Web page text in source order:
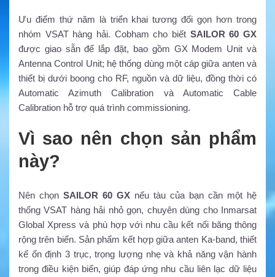
Ưu điểm thứ năm là triển khai tương đối gọn hơn trong
nhóm VSAT hàng hải. Cobham cho biết SAILOR 60 GX
được giao sẵn để lắp đặt, bao gồm GX Modem Unit và
Antenna Control Unit; hệ thống dùng một cáp giữa anten và
thiết bị dưới boong cho RF, nguồn và dữ liệu, đồng thời có
Automatic Azimuth Calibration và Automatic Cable
Calibration hỗ trợ quá trình commissioning.
Vì sao nên chọn sản phẩm
này?
Nên chọn SAILOR 60 GX nếu tàu của bạn cần một hệ
thống VSAT hàng hải nhỏ gọn, chuyên dùng cho Inmarsat
Global Xpress và phù hợp với nhu cầu kết nối băng thông
rộng trên biển. Sản phẩm kết hợp giữa anten Ka-band, thiết
kế ổn định 3 trục, trọng lượng nhẹ và khả năng vận hành
trong điều kiện biển, giúp đáp ứng nhu cầu liên lạc dữ liệu